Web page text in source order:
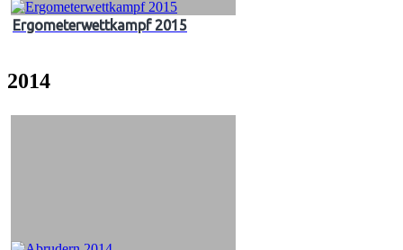
Ergometerwettkampf 2015
2014